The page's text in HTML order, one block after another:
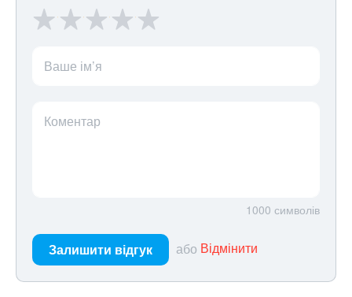
Ваше ім’я
Коментар
1000 символів
Залишити відгук або Відмінити